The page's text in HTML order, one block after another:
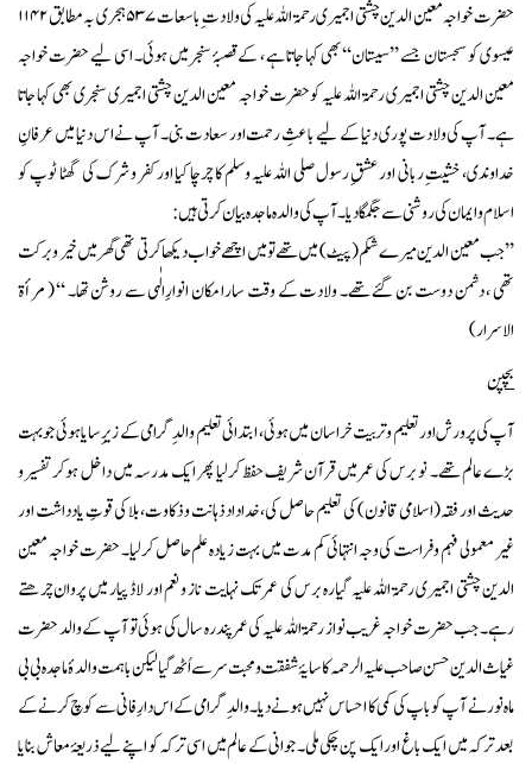
حضرت خواجہ معین الدین چشتی اجمیری رحمۃ اللہ علیہ کی ولادت ِ باسعات ۵۳۷ ہجری بہ مطابق ۱۱۴۲
عیسوی کو سجستان جسے ’’سیستان‘‘ بھی کہا جاتا ہے ، کے قصبۂ سنجر میں ہوئی۔ اسی لیے حضرت خواجہ
معین الدین چشتی اجمیری رحمۃ اللہ علیہ کوحضرت خواجہ معین الدین چشتی اجمیری سنجری بھی کہا جاتا
ہے۔ آپ کی ولادت پوری دنیا کے لیے باعثِ رحمت اور سعادت بنی۔ آپ نے اس دنیا میں عرفانِ
خداوندی، خشیتِ ربانی اور عشقِ رسول صلی اللہ علیہ وسلم کا چرچا کیا اور کفر و شرک کی گھٹا ٹوپ کو
اسلام و ایمان کی روشنی سے جگمگا دیا۔ آپ کی والدہ ماجدہ بیان کرتی ہیں :
’’جب معین الدین میرے شکم (پیٹ) میں تھے تو میں اچھے خواب دیکھا کرتی تھی گھر میں خیر و برکت
تھی ، دشمن دوست بن گئے تھے۔ ولادت کے وقت سارا مکان انوارِالٰہی سے روشن تھا۔ ‘‘ ( مرأۃ
الاسرار)
بچپن
آپ کی پرورش اور تعلیم و تربیت خراسان میں ہوئی ، ابتدائی تعلیم والدِ گرامی کے زیرِ سایا ہوئی جو بہت
بڑے عالم تھے۔ نو برس کی عمر میں قرآن شریف حفظ کرلیا پھر ایک مدرسہ میں داخل ہوکر تفسیر و
حدیث اور فقہ (اسلامی قانون) کی تعلیم حاصل کی، خداداد ذہانت و ذکاوت، بلا کی قوتِ یادداشت اور
غیر معمولی فہم وفراست کی وجہ انتہائی کم مدت میں بہت زیادہ علم حاصل کرلیا۔ حضرت خواجہ معین
الدین چشتی اجمیری رحمۃ اللہ علیہ گیارہ برس کی عمر تک نہایت ناز و نعم اور لاڈ پیار میں پروان چرھتے
رہے۔ جب حضرت خواجہ غریب نواز رحمۃ اللہ علیہ کی عمر پندرہ سال کی ہوئی تو آپ کے والد حضرت
غیاث الدین حسن صاحب علیہ الرحمہ کا سایۂ شفقت و محبت سر سے اُٹھ گیا لیکن باہمت والدۂ ماجدہ بی بی
ماہ نور نے آپ کو باپ کی کمی کا احساس نہیں ہونے دیا۔ والدِ گرامی کے اس دارِ فانی سے کوچ کرنے کے
بعد ترکہ میں ایک باغ اور ایک پن چکی ملی۔ جوانی کے عالم میں اسی ترکہ کو اپنے لیے ذریعۂ معاش بنایا